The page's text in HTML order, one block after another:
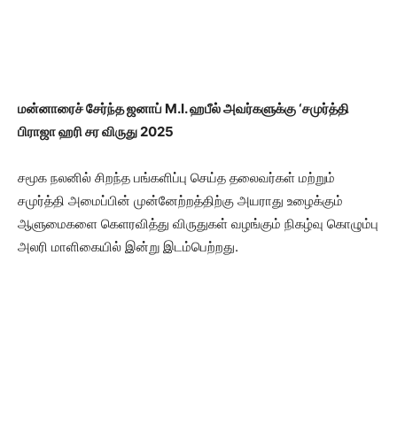
மன்னாரைச் சேர்ந்த ஜனாப் M.I. ஹபீல் அவர்களுக்கு ‘சமுர்த்தி
பிராஜா ஹரி சர விருது 2025
சமூக நலனில் சிறந்த பங்களிப்பு செய்த தலைவர்கள் மற்றும்
சமுர்த்தி அமைப்பின் முன்னேற்றத்திற்கு அயராது உழைக்கும்
ஆளுமைகளை கெளரவித்து விருதுகள் வழங்கும் நிகழ்வு கொழும்பு
அலரி மாளிகையில் இன்று இடம்பெற்றது.